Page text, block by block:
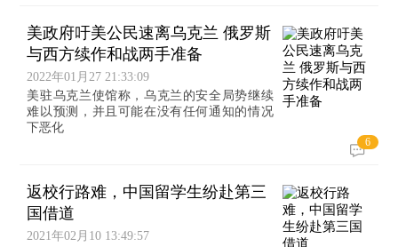
美政府吁美公民速离乌克兰 俄罗斯
与西方续作和战两手准备
2022年01月27 21:33:09
美驻乌克兰使馆称，乌克兰的安全局势继续
难以预测，并且可能在没有任何通知的情况
下恶化
6
返校行路难，中国留学生纷赴第三
国借道
2021年02月10 13:49:57